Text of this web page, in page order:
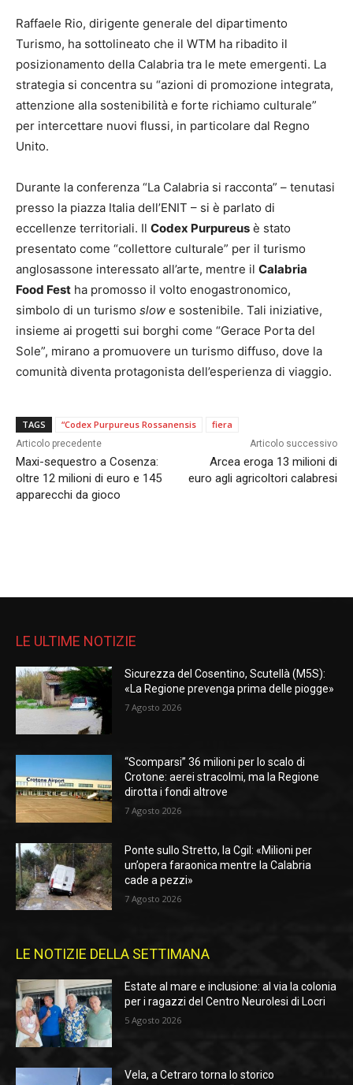
Raffaele Rio, dirigente generale del dipartimento
Turismo, ha sottolineato che il WTM ha ribadito il
posizionamento della Calabria tra le mete emergenti. La
strategia si concentra su “azioni di promozione integrata,
attenzione alla sostenibilità e forte richiamo culturale”
per intercettare nuovi flussi, in particolare dal Regno
Unito.
Durante la conferenza “La Calabria si racconta” – tenutasi
presso la piazza Italia dell’ENIT – si è parlato di
eccellenze territoriali. Il Codex Purpureus è stato
presentato come “collettore culturale” per il turismo
anglosassone interessato all’arte, mentre il Calabria
Food Fest ha promosso il volto enogastronomico,
simbolo di un turismo slow e sostenibile. Tali iniziative,
insieme ai progetti sui borghi come “Gerace Porta del
Sole”, mirano a promuovere un turismo diffuso, dove la
comunità diventa protagonista dell’esperienza di viaggio.
TAGS “Codex Purpureus Rossanensis fiera
Articolo precedente
Maxi-sequestro a Cosenza:
oltre 12 milioni di euro e 145
apparecchi da gioco
Articolo successivo
Arcea eroga 13 milioni di
euro agli agricoltori calabresi
LE ULTIME NOTIZIE
Sicurezza del Cosentino, Scutellà (M5S):
«La Regione prevenga prima delle piogge»
7 Agosto 2026
“Scomparsi” 36 milioni per lo scalo di
Crotone: aerei stracolmi, ma la Regione
dirotta i fondi altrove
7 Agosto 2026
Ponte sullo Stretto, la Cgil: «Milioni per
un’opera faraonica mentre la Calabria
cade a pezzi»
7 Agosto 2026
LE NOTIZIE DELLA SETTIMANA
Estate al mare e inclusione: al via la colonia
per i ragazzi del Centro Neurolesi di Locri
5 Agosto 2026
Vela, a Cetraro torna lo storico